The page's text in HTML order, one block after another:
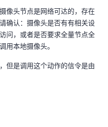
像头节点是网络可达的，存在
确认：摄像头是否有有相关设
问，或者是否要求全量节点全
用本地摄像头。
但是调用这个动作的信令是由